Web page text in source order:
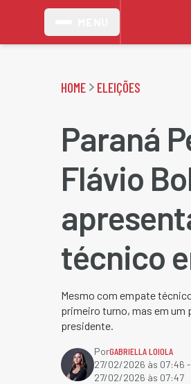
HOME ELEIÇÕES
Paraná
Flávio
técnico
Mesmo com empate
primeiro turno, mas em um
presidente.
PorGABRIELLA LOIOLA
27/02/2026 às 07:46
27/02/2026 às 07:47